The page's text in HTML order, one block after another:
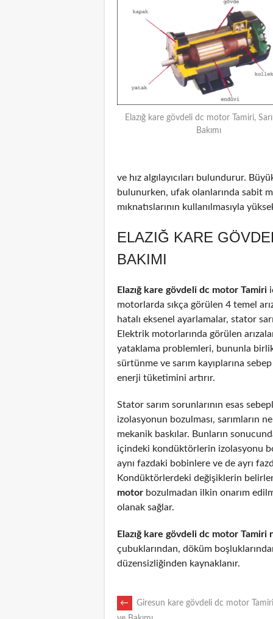
Elazığ kare gövdeli dc motor Tamiri,
Bakımı
ve hız algılayıcıları bulundurur.
bulunurken, ufak olanlarında sabit
mıknatıslarının kullanılmasıyla
ELAZIĞ KARE
BAKIMI
Elazığ kare gövdeli dc motor Tamiri
motorlarda sıkça görülen 4 temel
hatalı eksenel ayarlamalar, stator
Elektrik motorlarında görülen
yataklama problemleri, bununla
sürtünme ve sarım kayıplarına
enerji tüketimini artırır.
Stator sarım sorunlarının esas
izolasyonun bozulması, sarımların
mekanik baskılar. Bunların
içindeki kondüktörlerin izolasyonu
aynı fazdaki bobinlere ve de ayrı
Kondüktörlerdeki değişiklerin
motor bozulmadan ilkin onarım
olanak sağlar.
Elazığ kare gövdeli dc motor Tamiri
çubuklarından, döküm
düzensizliğinden kaynaklanır.
POST
←
Giresun kare gövdeli dc motor Tamiri,